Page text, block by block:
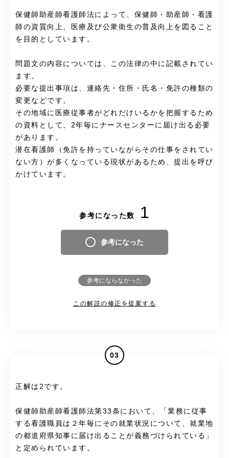
保健師助産師看護師法によって、保健師・助産師・看護
師の資質向上、医療及び公衆衛生の普及向上を図ること
を目的としています。
問題文の内容については、この法律の中に記載されてい
ます。
必要な提出事項は、連絡先・住所・氏名・免許の種類の
変更などです。
その地域に医療従事者がどれだけいるかを把握するため
の資料として、2年毎にナースセンターに届け出る必要
があります。
潜在看護師（免許を持っていながらその仕事をされてい
ない方）が多くなっている現状があるため、提出を呼び
かけています。
参考になった数 1
参考になった
参考にならなかった
この解説の修正を提案する
03
正解は2です。
保健師助産師看護師法第33条において、「業務に従事
する看護職員は２年毎にその就業状況について、就業地
の都道府県知事に届け出ることが義務づけられている」
と定められています。